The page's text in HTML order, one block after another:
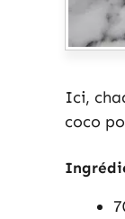
Ici,
coco